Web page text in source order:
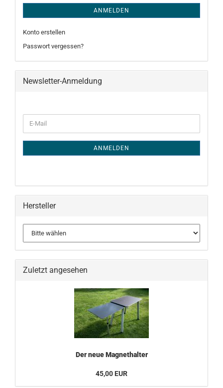
ANMELDEN
Konto erstellen
Passwort vergessen?
Newsletter-Anmeldung
ZUR
NEWSLETTER-
E-
Mail
ANMELDEN
Hersteller
Zuletzt angesehen
Der neue Magnethalter
45,00 EUR